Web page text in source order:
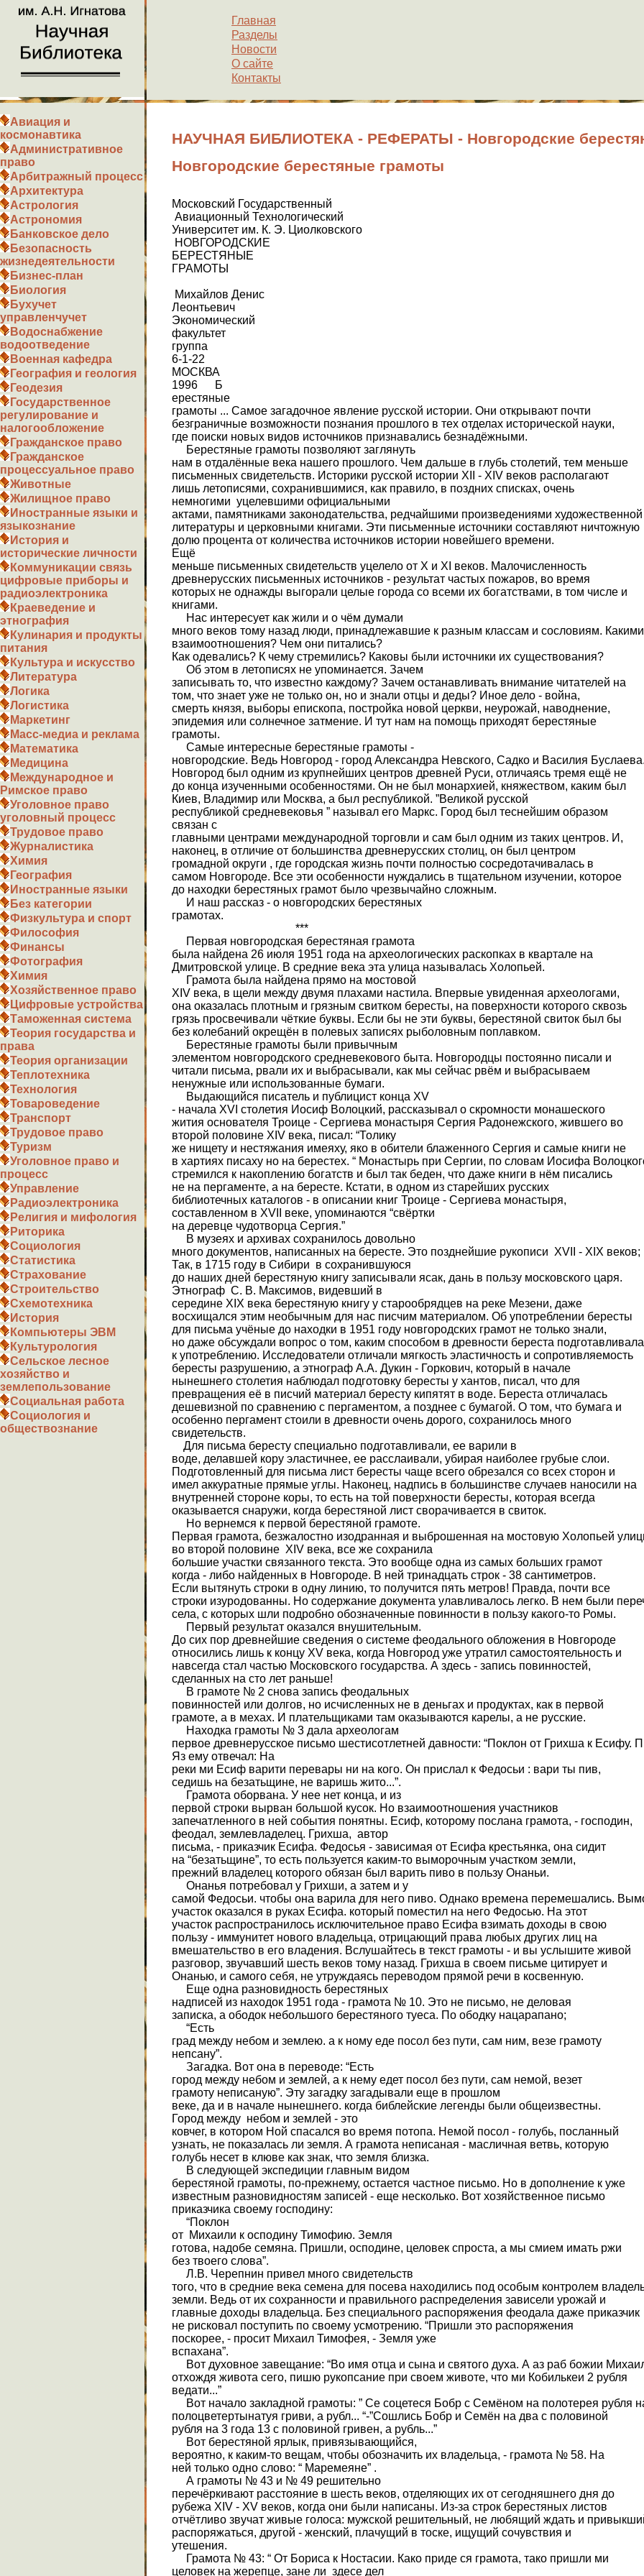
Главная
Разделы
Новости
О сайте
Контакты
Авиация и
космонавтика
Административное
право
Арбитражный процесс
Архитектура
Астрология
Астрономия
Банковское дело
Безопасность
жизнедеятельности
Бизнес-план
Биология
Бухучет
управленчучет
Водоснабжение
водоотведение
Военная кафедра
География и геология
Геодезия
Государственное
регулирование и
налогообложение
Гражданское право
Гражданское
процессуальное право
Животные
Жилищное право
Иностранные языки и
языкознание
История и
исторические личности
Коммуникации связь
цифровые приборы и
радиоэлектроника
Краеведение и
этнография
Кулинария и продукты
питания
Культура и искусство
Литература
Логика
Логистика
Маркетинг
Масс-медиа и реклама
Математика
Медицина
Международное и
Римское право
Уголовное право
уголовный процесс
Трудовое право
Журналистика
Химия
География
Иностранные языки
Без категории
Физкультура и спорт
Философия
Финансы
Фотография
Химия
Хозяйственное право
Цифровые устройства
Таможенная система
Теория государства и
права
Теория организации
Теплотехника
Технология
Товароведение
Транспорт
Трудовое право
Туризм
Уголовное право и
процесс
Управление
Радиоэлектроника
Религия и мифология
Риторика
Социология
Статистика
Страхование
Строительство
Схемотехника
История
Компьютеры ЭВМ
Культурология
Сельское лесное
хозяйство и
землепользование
Социальная работа
Социология и
обществознание
НАУЧНАЯ БИБЛИОТЕКА - РЕФЕРАТЫ - Новгородские
Новгородские берестяные грамоты
Московский Государственный
Авиационный Технологический
Университет им. К. Э. Циолковского
НОВГОРОДСКИЕ
БЕРЕСТЯНЫЕ
ГРАМОТЫ
Михайлов Денис
Леонтьевич
Экономический
факультет
группа
6-1-22
МОСКВА
1996 Б
ерестяные
грамоты ... Cамое загадочное явление русской истории. Они открывают почти
безграничные возможности познания прошлого в тех отделах исторической науки,
где поиски новых видов источников признавались безнадёжными.
Берестяные грамоты позволяют заглянуть
нам в отдалённые века нашего прошлого. Чем дальше в глубь столетий, тем меньше
письменных свидетельств. Историки русской истории XII - XIV веков располагают
лишь летописями, сохранившимися, как правило, в поздних списках, очень
немногими уцелевшими официальными
актами, памятниками законодательства, редчайшими произведениями художественной
литературы и церковными книгами. Эти письменные источники составляют ничтожную
долю процента от количества источников истории новейшего времени.
Ещё
меньше письменных свидетельств уцелело от X и XI веков. Малочисленность
древнерусских письменных источников - результат частых пожаров, во время
которых не однажды выгорали целые города со всеми их богатствами, в том числе и
книгами.
Нас интересует как жили и о чём думали
много веков тому назад люди, принадлежавшие к разным классам и сословиям.
взаимоотношения? Чем они питались?
Как одевались? К чему стремились? Каковы были источники их существования?
Об этом в летописях не упоминается. Зачем
записывать то, что известно каждому? Зачем останавливать внимание читателей на
том, что знает уже не только он, но и знали отцы и деды? Иное дело - война,
смерть князя, выборы епископа, постройка новой церкви, неурожай, наводнение,
эпидемия или солнечное затмение. И тут нам на помощь приходят берестяные
грамоты.
Самые интересные берестяные грамоты -
новгородские. Ведь Новгород - город Александра Невского, Садко и Василия
Новгород был одним из крупнейших центров древней Руси, отличаясь тремя ещё не
до конца изученными особенностями. Он не был монархией, княжеством, каким был
Киев, Владимир или Москва, а был республикой. ”Великой русской
республикой средневековья ” называл его Маркс. Город был теснейшим образом
связан с
главными центрами международной торговли и сам был одним из таких центров. И,
наконец, в отличие от большинства древнерусских столиц, он был центром
громадной округи , где городская жизнь почти полностью сосредотачивалась в
самом Новгороде. Все эти особенности нуждались в тщательном изучении, которое
до находки берестяных грамот было чрезвычайно сложным.
И наш рассказ - о новгородских берестяных
грамотах.
***
Первая новгородская берестяная грамота
была найдена 26 июля 1951 года на археологических раскопках в квартале на
Дмитровской улице. В средние века эта улица называлась Холопьей.
Грамота была найдена прямо на мостовой
XIV века, в щели между двумя плахами настила. Впервые увиденная археологами,
она оказалась плотным и грязным свитком бересты, на поверхности которого сквозь
грязь просвечивали чёткие буквы. Если бы не эти буквы, берестяной свиток был бы
без колебаний окрещён в полевых записях рыболовным поплавком.
Берестяные грамоты были привычным
элементом новгородского средневекового быта. Новгородцы постоянно писали и
читали письма, рвали их и выбрасывали, как мы сейчас рвём и выбрасываем
ненужные или использованные бумаги.
Выдающийся писатель и публицист конца XV
- начала XVI столетия Иосиф Волоцкий, рассказывал о скромности монашеского
жития основателя Троице - Сергиева монастыря Сергия Радонежского, жившего во
второй половине XIV века, писал: “Толику
же нищету и нестяжания имеяху, яко в обители блаженного Сергия и самые книги не
в хартиях писаху но на берестех. “ Монастырь при Сергии, по словам Иосифа
стремился к накоплению богатств и был так беден, что даже книги в нём писались
не на пергаменте, а на бересте. Кстати, в одном из старейших русских
библиотечных каталогов - в описании книг Троице - Сергиева монастыря,
составленном в XVII веке, упоминаются “свёртки
на деревце чудотворца Сергия.”
В музеях и архивах сохранилось довольно
много документов, написанных на бересте. Это позднейшие рукописи XVII - XIX веков;
Так, в 1715 году в Сибири в сохранившуюся
до наших дней берестяную книгу записывали ясак, дань в пользу московского царя.
Этнограф С. В. Максимов, видевший в
середине XIX века берестяную книгу у старообрядцев на реке Мезени, даже
восхищался этим необычным для нас писчим материалом. Об употреблении бересты
для письма учёные до находки в 1951 году новгородских грамот не только знали,
но даже обсуждали вопрос о том, каким способом в древности береста
к употреблению. Исследователи отличали мягкость эластичность и сопротивляемость
бересты разрушению, а этнограф А.А. Дукин - Горкович, который в начале
нынешнего столетия наблюдал подготовку бересты у хантов, писал, что для
превращения её в писчий материал бересту кипятят в воде. Береста отличалась
дешевизной по сравнению с пергаментом, а позднее с бумагой. О том, что бумага и
особенно пергамент стоили в древности очень дорого, сохранилось много
свидетельств.
Для письма бересту специально подготавливали, ее варили в
воде, делавшей кору эластичнее, ее расслаивали, убирая наиболее грубые слои.
Подготовленный для письма лист бересты чаще всего обрезался со всех сторон и
имел аккуратные прямые углы. Наконец, надпись в большинстве случаев наносили на
внутренней стороне коры, то есть на той поверхности бересты, которая всегда
оказывается снаружи, когда берестяной лист сворачивается в свиток.
Но вернемся к первой берестяной грамоте.
Первая грамота, безжалостно изодранная и выброшенная на мостовую Холопьей
во второй половине XIV века, все же сохранила
большие участки связанного текста. Это вообще одна из самых больших грамот
когда - либо найденных в Новгороде. В ней тринадцать строк - 38 сантиметров.
Если вытянуть строки в одну линию, то получится пять метров! Правда, почти все
строки изуродованны. Но содержание документа улавливалось легко. В нем были
села, с которых шли подробно обозначенные повинности в пользу какого-то Ромы.
Первый результат оказался внушительным.
До сих пор древнейшие сведения о системе феодального обложения в Новгороде
относились лишь к концу XV века, когда Новгород уже утратил самостоятельность и
навсегда стал частью Московского государства. А здесь - запись повинностей,
сделанных на сто лет раньше!
В грамоте № 2 снова запись феодальных
повинностей или долгов, но исчисленных не в деньгах и продуктах, как в первой
грамоте, а в мехах. И плательщиками там оказываются карелы, а не русские.
Находка грамоты № 3 дала археологам
первое древнерусское письмо шестисотлетней давности: “Поклон от Грихша к Есифу.
Яз ему отвечал: На
реки ми Есиф варити перевары ни на кого. Он прислал к Федосьи : вари ты пив,
седишь на безатьщине, не варишь жито...”.
Грамота оборвана. У нее нет конца, и из
первой строки вырван большой кусок. Но взаимоотношения участников
запечатленного в ней события понятны. Есиф, которому послана грамота, - господин,
феодал, землевладелец. Грихша, автор
письма, - приказчик Есифа. Федосья - зависимая от Есифа крестьянка, она сидит
на “безатьщине”, то есть пользуется каким-то выморочным участком земли,
прежний владелец которого обязан был варить пиво в пользу Онаньи.
Онанья потребовал у Грихши, а затем и у
самой Федосьи. чтобы она варила для него пиво. Однако времена перемешались.
участок оказался в руках Есифа. который поместил на него Федосью. На этот
участок распространилось исключительное право Есифа взимать доходы в свою
пользу - иммунитет нового владельца, отрицающий права любых других лиц на
вмешательство в его владения. Вслушайтесь в текст грамоты - и вы услышите живой
разговор, звучавший шесть веков тому назад. Грихша в своем письме цитирует и
Онанью, и самого себя, не утруждаясь переводом прямой речи в косвенную.
Еще одна разновидность берестяных
надписей из находок 1951 года - грамота № 10. Это не письмо, не деловая
записка, а ободок небольшого берестяного туеса. По ободку нацарапано;
“Есть
град между небом и землею. а к ному еде посол без пути, сам ним, везе грамоту
непсану”.
Загадка. Вот она в переводе: “Есть
город между небом и землей, а к нему едет посол без пути, сам немой, везет
грамоту неписаную”. Эту загадку загадывали еще в прошлом
веке, да и в начале нынешнего. когда библейские легенды были общеизвестны.
Город между небом и землей - это
ковчег, в котором Ной спасался во время потопа. Немой посол - голубь, посланный
узнать, не показалась ли земля. А грамота неписаная - масличная ветвь, которую
голубь несет в клюве как знак, что земля близка.
В следующей экспедиции главным видом
берестяной грамоты, по-прежнему, остается частное письмо. Но в дополнение к уже
известным разновидностям записей - еще несколько. Вот хозяйственное письмо
приказчика своему господину:
“Поклон
от Михаили к осподину Тимофию. Земля
готова, надобе семяна. Пришли, осподине, целовек спроста, а мы смием имать ржи
без твоего слова”.
Л.В. Черепнин привел много свидетельств
того, что в средние века семена для посева находились под особым контролем
земли. Ведь от их сохранности и правильного распределения зависели урожай и
главные доходы владельца. Без специального распоряжения феодала даже приказчик
не рисковал поступить по своему усмотрению. “Пришли это распоряжения
поскорее, - просит Михаил Тимофея, - Земля уже
вспахана”.
Вот духовное завещание: “Во имя отца и сына и святого духа. А аз раб божии
отхождя живота сего, пишю рукопсание при своем животе, что ми Кобилькеи 2 рубля
ведати...”
Вот начало закладной грамоты: ” Се соцетеся Бобр с Семёном на полотерея рубля
полоцветертынатуя гриви, а рубл... “-”Сошлись Бобр и Семён на два с половиной
рубля на 3 года 13 с половиной гривен, а рубль...”
Вот берестяной ярлык, привязывающийся,
вероятно, к каким-то вещам, чтобы обозначить их владельца, - грамота № 58. На
ней только одно слово: “ Маремеяне” .
А грамоты № 43 и № 49 решительно
перечёркивают расстояние в шесть веков, отделяющих их от сегодняшнего дня до
рубежа XIV - XV веков, когда они были написаны. Из-за строк берестяных листов
отчётливо звучат живые голоса: мужской решительный, не любящий ждать и
распоряжаться, другой - женский, плачущий в тоске, ищущий сочувствия и
утешения.
Грамота № 43: “ От Бориса к Ностасии. Како приде ся грамота, тако пришли ми
целовек на жерепце, зане ли здесе дел